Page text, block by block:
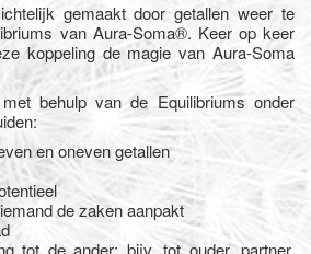
gemaakt door getallen weer te
van Aura-Soma®. Keer op keer
koppeling de magie van Aura-Soma
behulp van de Equilibriums onder
en oneven getallen
de zaken aanpakt
tot de ander; bijv. tot ouder, partner,